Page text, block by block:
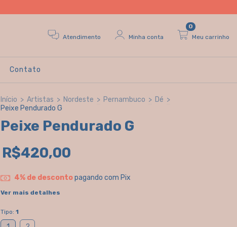
Atendimento Minha conta Meu carrinho
0
Contato
Início > Artistas > Nordeste > Pernambuco > Dé >
Peixe Pendurado G
Peixe Pendurado G
R$420,00
4% de descontopagando com Pix
Ver mais detalhes
Tipo: 1